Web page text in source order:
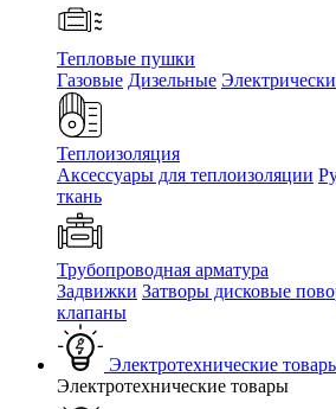
Тепловые пушки
Газовые Дизельные
Теплоизоляция
Аксессуары для теплоизоляции
ткань
Трубопроводная арматура
Задвижки Затворы дисковые
клапаны
Электротехнические
Электротехнические товары